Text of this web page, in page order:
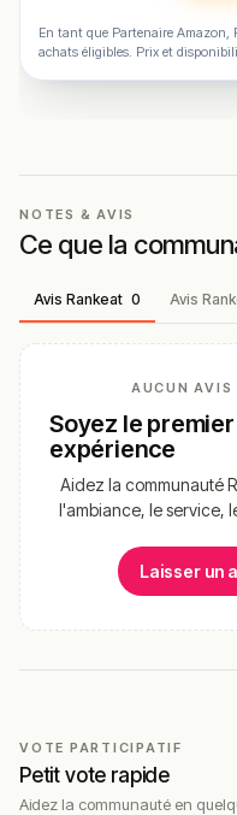
En tant que Partenaire Amazon,
achats éligibles. Prix et
NOTES & AVIS
Ce que la
Avis Rankeat 0 Avis
AUCUN AVIS
Soyez le
expérience
Aidez la communauté
l'ambiance, le service,
Laisser un
VOTE PARTICIPATIF
Petit vote rapide
Aidez la communauté en